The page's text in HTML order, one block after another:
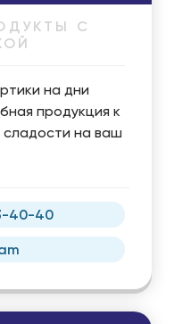
С
на дни
продукция к
сладости на ваш
40-40